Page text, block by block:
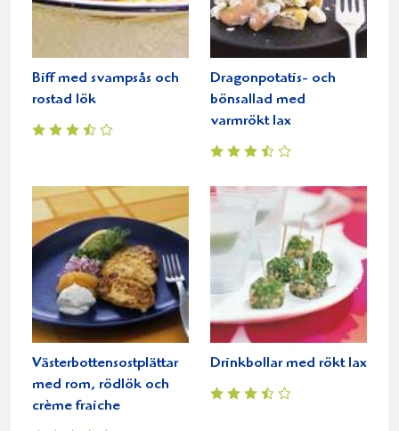
Biff med svampsås och
rostad lök
Dragonpotatis- och
bönsallad med
varmrökt lax
Västerbottensostplättar
med rom, rödlök och
crème fraiche
Drinkbollar med rökt lax